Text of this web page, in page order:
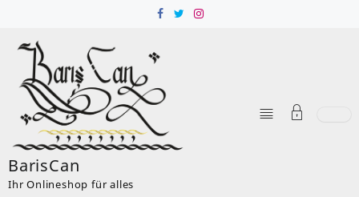
content
BarisCan
Ihr Onlineshop für alles